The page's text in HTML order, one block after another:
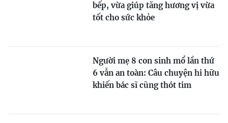
bếp, vừa giúp tăng hương vị vừa
tốt cho sức khỏe
Người mẹ 8 con sinh mổ lần thứ
6 vẫn an toàn: Câu chuyện hi hữu
khiến bác sĩ cũng thót tim